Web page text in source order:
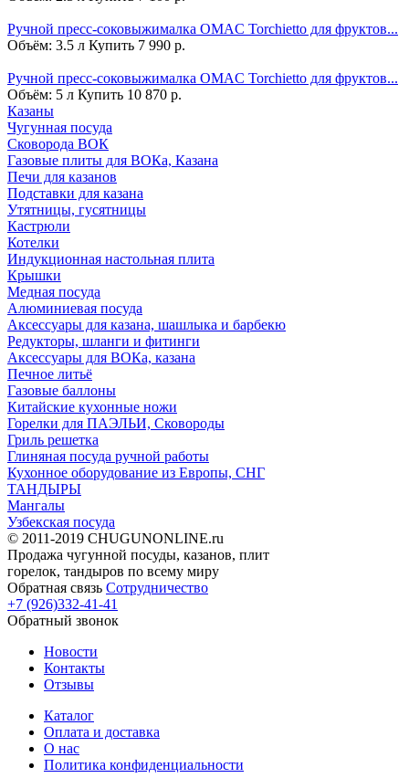
Ручной пресс-соковыжималка OMAC Torchietto для фруктов...
Объём: 3.5 л Купить 7 990 р.
Ручной пресс-соковыжималка OMAC Torchietto для фруктов...
Объём: 5 л Купить 10 870 р.
Казаны
Чугунная посуда
Сковорода ВОК
Газовые плиты для ВОКа, Казана
Печи для казанов
Подставки для казана
Утятницы, гусятницы
Кастрюли
Котелки
Индукционная настольная плита
Крышки
Медная посуда
Алюминиевая посуда
Аксессуары для казана, шашлыка и барбекю
Редукторы, шланги и фитинги
Аксессуары для ВОКа, казана
Печное литьё
Газовые баллоны
Китайские кухонные ножи
Горелки для ПАЭЛЬИ, Сковороды
Гриль решетка
Глиняная посуда ручной работы
Кухонное оборудование из Европы, СНГ
ТАНДЫРЫ
Мангалы
Узбекская посуда
© 2011-2019 CHUGUNONLINE.ru
Продажа чугунной посуды, казанов, плит
горелок, тандыров по всему миру
Обратная связь Сотрудничество
+7 (926)332-41-41
Обратный звонок
Новости
Контакты
Отзывы
Каталог
Оплата и доставка
О нас
Политика конфиденциальности